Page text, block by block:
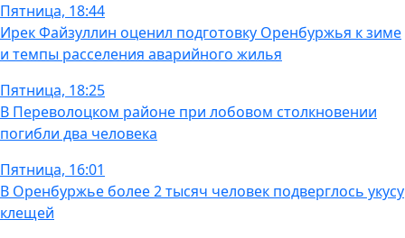
Пятница, 18:44
Ирек Файзуллин оценил подготовку Оренбуржья к зиме
и темпы расселения аварийного жилья
Пятница, 18:25
В Переволоцком районе при лобовом столкновении
погибли два человека
Пятница, 16:01
В Оренбуржье более 2 тысяч человек подверглось укусу
клещей